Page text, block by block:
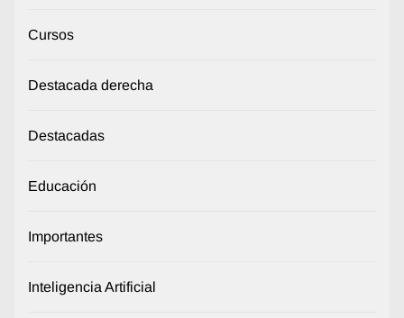
Cursos
Destacada derecha
Destacadas
Educación
Importantes
Inteligencia Artificial